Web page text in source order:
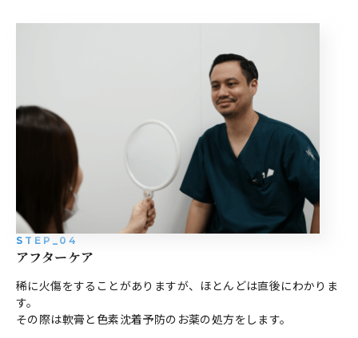
STEP_04
アフターケア
稀に火傷をすることがありますが、ほとんどは直後にわかりま
す。
その際は軟膏と色素沈着予防のお薬の処方をします。